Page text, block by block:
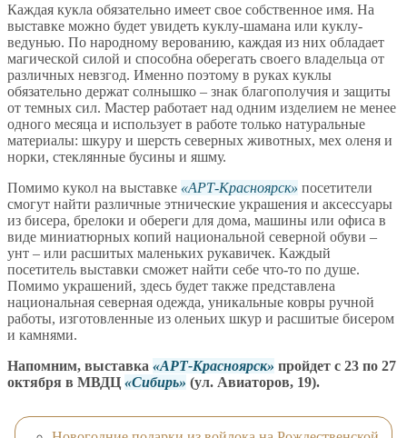
Каждая кукла обязательно имеет свое собственное имя. На
выставке можно будет увидеть куклу-шамана или куклу-
ведунью. По народному верованию, каждая из них обладает
магической силой и способна оберегать своего владельца от
различных невзгод. Именно поэтому в руках куклы
обязательно держат солнышко – знак благополучия и защиты
от темных сил. Мастер работает над одним изделием не менее
одного месяца и использует в работе только натуральные
материалы: шкуру и шерсть северных животных, мех оленя и
норки, стеклянные бусины и яшму.
Помимо кукол на выставке
АРТ-Красноярск
посетители
смогут найти различные этнические украшения и аксессуары
из бисера, брелоки и обереги для дома, машины или офиса в
виде миниатюрных копий национальной северной обуви –
унт – или расшитых маленьких рукавичек. Каждый
посетитель выставки сможет найти себе что-то по душе.
Помимо украшений, здесь будет также представлена
национальная северная одежда, уникальные ковры ручной
работы, изготовленные из оленьих шкур и расшитые бисером
и камнями.
Напомним, выставка
АРТ-Красноярск
пройдет с 23 по 27
октября в МВДЦ
Сибирь (ул. Авиаторов, 19).